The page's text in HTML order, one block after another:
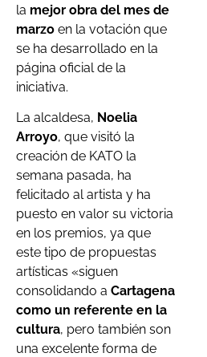
la mejor obra del mes de
marzo en la votación que
se ha desarrollado en la
página oficial de la
iniciativa.
La alcaldesa, Noelia
Arroyo, que visitó la
creación de KATO la
semana pasada, ha
felicitado al artista y ha
puesto en valor su victoria
en los premios, ya que
este tipo de propuestas
artísticas «siguen
consolidando a Cartagena
como un referente en la
cultura, pero también son
una excelente forma de